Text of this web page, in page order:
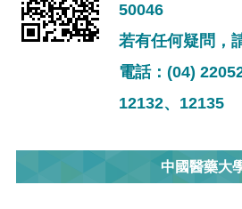
50046
若有任何疑問，
電話：(04)
12132、12135
中國醫藥大